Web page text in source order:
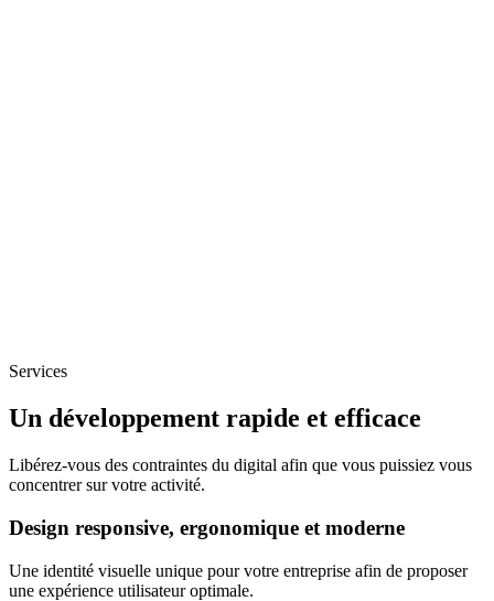
Services
Un développement rapide et efficace
Libérez-vous des contraintes du digital afin que vous puissiez vous
concentrer sur votre activité.
Design responsive, ergonomique et moderne
Une identité visuelle unique pour votre entreprise afin de proposer
une expérience utilisateur optimale.